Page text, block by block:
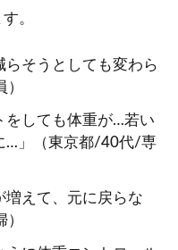
。
らそうとしても変わら
をしても体重が…若い
…」（東京都/40代/専
増えて、元に戻らな